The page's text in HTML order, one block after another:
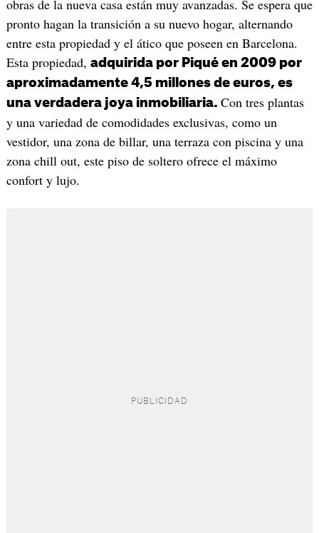
obras de la nueva casa están muy avanzadas. Se espera que
pronto hagan la transición a su nuevo hogar, alternando
entre esta propiedad y el ático que poseen en Barcelona.
Esta propiedad, adquirida por Piqué en 2009 por
aproximadamente 4,5 millones de euros, es
una verdadera joya inmobiliaria. Con tres plantas
y una variedad de comodidades exclusivas, como un
vestidor, una zona de billar, una terraza con piscina y una
zona chill out, este piso de soltero ofrece el máximo
confort y lujo.